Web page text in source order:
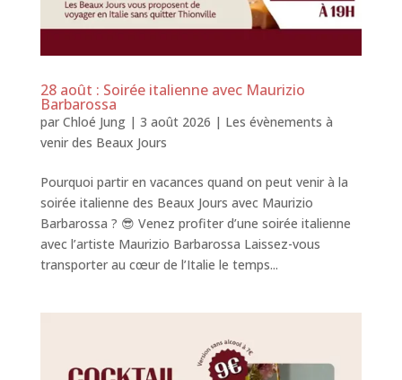
28 août : Soirée italienne avec Maurizio
Barbarossa
par Chloé Jung| 3 août 2026 | Les évènements à
venir des Beaux Jours
Pourquoi partir en vacances quand on peut venir à la
soirée italienne des Beaux Jours avec Maurizio
Barbarossa ? 😎 Venez profiter d’une soirée italienne
avec l’artiste Maurizio Barbarossa Laissez-vous
transporter au cœur de l’Italie le temps...